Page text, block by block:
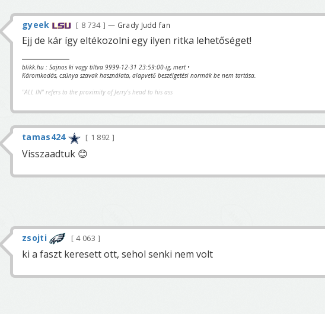
gyeek 8 734 — Grady Judd fan
Ejj de kár így eltékozolni egy ilyen ritka lehetőséget!
blikk.hu : Sajnos ki vagy tiltva 9999-12-31 23:59:00-ig, mert •
Káromkodás, csúnya szavak használata, alapvető beszélgetési normák be nem tartása.
"ALL IN" refers to the proximity of Jerry's head to his ass
tamas424 1 892
Visszaadtuk 😊
zsojti 4 063
ki a faszt keresett ott, sehol senki nem volt